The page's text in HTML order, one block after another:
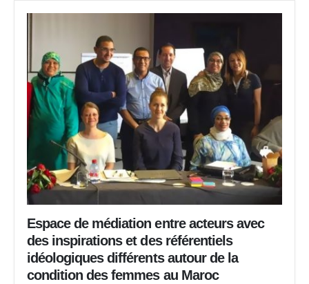
Espace de médiation entre acteurs avec
des inspirations et des référentiels
idéologiques différents autour de la
condition des femmes au Maroc